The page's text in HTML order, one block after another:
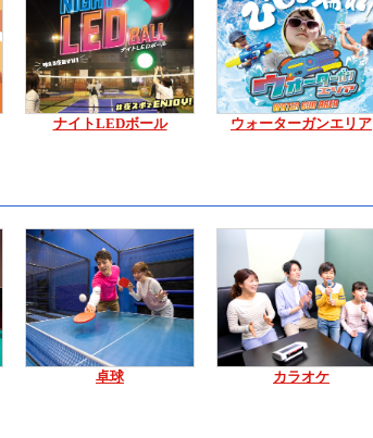
ナイトLEDボール ウォーターガンエリア
卓球 カラオケ